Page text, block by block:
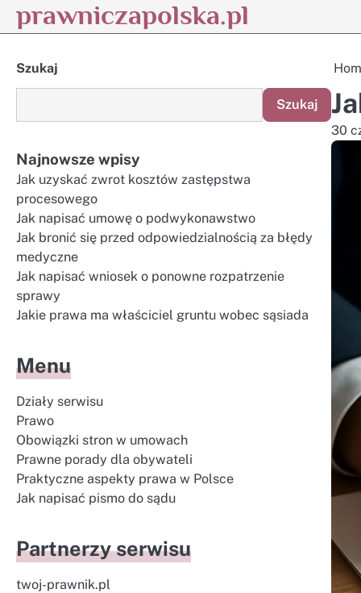
Skipprawniczapolska.pl
30
Szukaj
Szukaj
Najnowsze wpisy
Jak uzyskać zwrot kosztów zastępstwa
procesowego
Jak napisać umowę o podwykonawstwo
Jak bronić się przed odpowiedzialnością za błędy
medyczne
Jak napisać wniosek o ponowne rozpatrzenie
sprawy
Jakie prawa ma właściciel gruntu wobec sąsiada
Menu
Działy serwisu
Prawo
Obowiązki stron w umowach
Prawne porady dla obywateli
Praktyczne aspekty prawa w Polsce
Jak napisać pismo do sądu
Partnerzy serwisu
twoj-prawnik.pl